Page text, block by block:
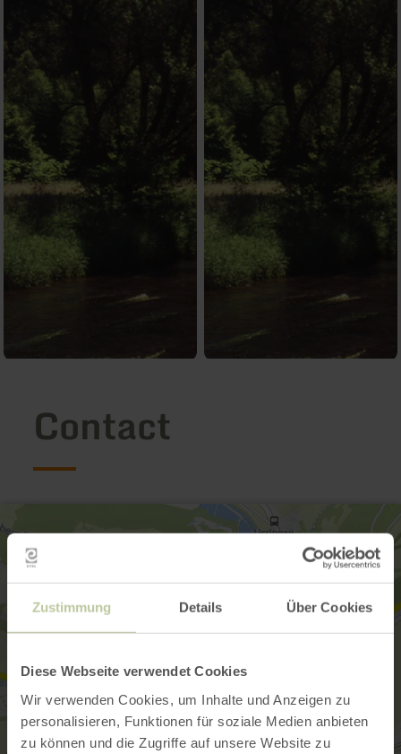
Zustimmung Details Über Cookies
Diese Webseite verwendet Cookies
Wir verwenden Cookies, um Inhalte und Anzeigen zu
personalisieren, Funktionen für soziale Medien anbieten
zu können und die Zugriffe auf unsere Website zu
Contact